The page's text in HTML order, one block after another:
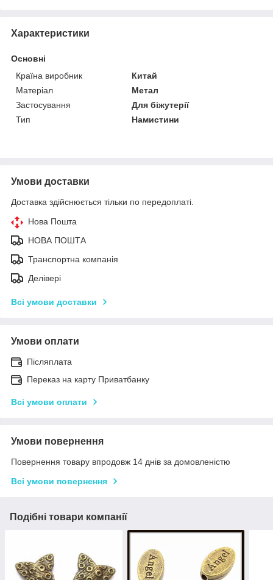
Характеристики
Основні
Країна виробник
Китай
Матеріал
Метал
Застосування
Для біжутерії
Тип
Намистини
Умови доставки
Доставка здійснюється тільки по передоплаті.
Нова Пошта
НОВА ПОШТА
Транспортна компанія
Делівері
Всі умови доставки
Умови оплати
Післяплата
Переказ на карту Приватбанку
Всі умови оплати
Умови повернення
Повернення товару впродовж 14 днів за домовленістю
Всі умови повернення
Подібні товари компанії